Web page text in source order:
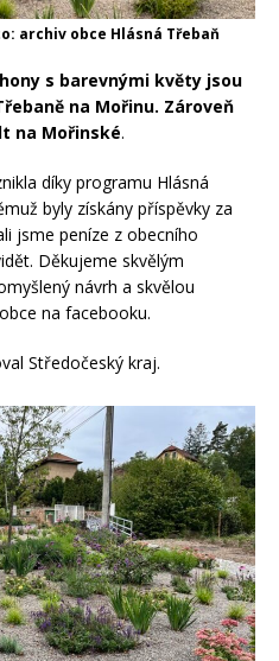
archiv obce Hlásná Třebaň
s barevnými květy jsou
na Mořinu. Zároveň
na Mořinské.
díky programu Hlásná
byly získány příspěvky za
jsme peníze z obecního
Děkujeme skvělým
návrh a skvělou
na facebooku.
Středočeský kraj.